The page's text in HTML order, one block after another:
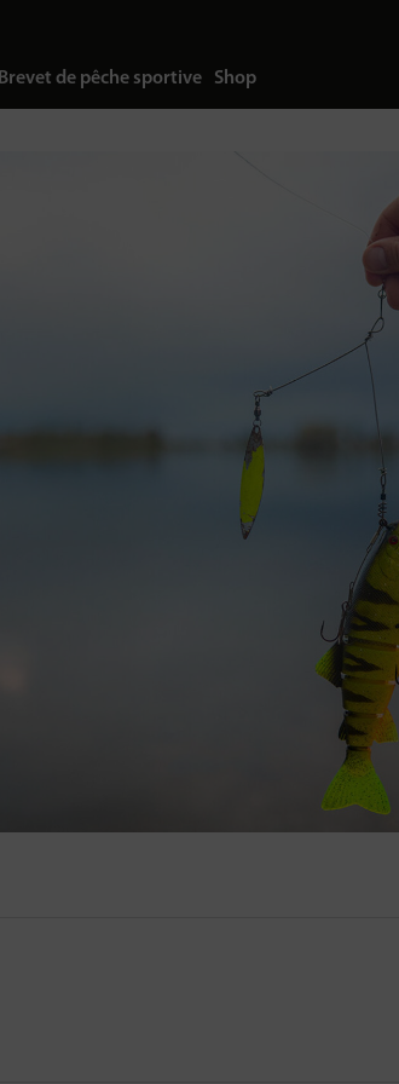
Brevet de pêche sportive Shop